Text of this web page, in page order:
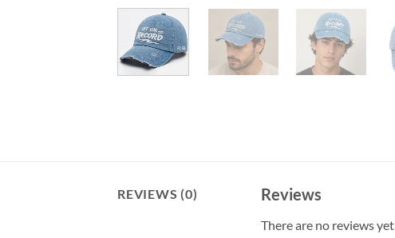
REVIEWS (0) Reviews
There are no reviews yet.